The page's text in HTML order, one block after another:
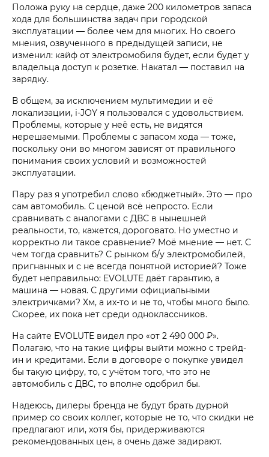
Положа руку на сердце, даже 200 километров запаса
хода для большинства задач при городской
эксплуатации — более чем для многих. Но своего
мнения, озвученного в предыдущей записи, не
изменил: кайф от электромобиля будет, если будет у
владельца доступ к розетке. Накатал — поставил на
зарядку.
В общем, за исключением мультимедии и её
локализации, i‑JOY я пользовался с удовольствием.
Проблемы, которые у неё есть, не видятся
нерешаемыми. Проблемы с запасом хода — тоже,
поскольку они во многом зависят от правильного
понимания своих условий и возможностей
эксплуатации.
Пару раз я употребил слово «бюджетный». Это — про
сам автомобиль. С ценой всё непросто. Если
сравнивать с аналогами с ДВС в нынешней
реальности, то, кажется, дороговато. Но уместно и
корректно ли такое сравнение? Моё мнение — нет. С
чем тогда сравнить? С рынком б/у электромобилей,
пригнанных и с не всегда понятной историей? Тоже
будет неправильно: EVOLUTE даёт гарантию, а
машина — новая. С другими официальными
электричками? Хм, а их-то и не то, чтобы много было.
Скорее, их пока нет среди одноклассников.
На сайте EVOLUTE видел про «от 2 490 000 ₽».
Полагаю, что на такие цифры выйти можно с трейд-
ин и кредитами. Если в договоре о покупке увидел
бы такую цифру, то, с учётом того, что это не
автомобиль с ДВС, то вполне одобрил бы.
Надеюсь, дилеры бренда не будут брать дурной
пример со своих коллег, которые не то, что скидки не
предлагают или, хотя бы, придерживаются
рекомендованных цен, а очень даже задирают.